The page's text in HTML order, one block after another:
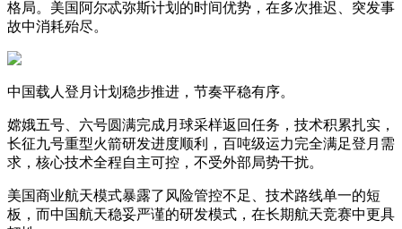
格局。美国阿尔忒弥斯计划的时间优势，在多次推迟、突发事
故中消耗殆尽。
中国载人登月计划稳步推进，节奏平稳有序。
嫦娥五号、六号圆满完成月球采样返回任务，技术积累扎实，
长征九号重型火箭研发进度顺利，百吨级运力完全满足登月需
求，核心技术全程自主可控，不受外部局势干扰。
美国商业航天模式暴露了风险管控不足、技术路线单一的短
板，而中国航天稳妥严谨的研发模式，在长期航天竞赛中更具